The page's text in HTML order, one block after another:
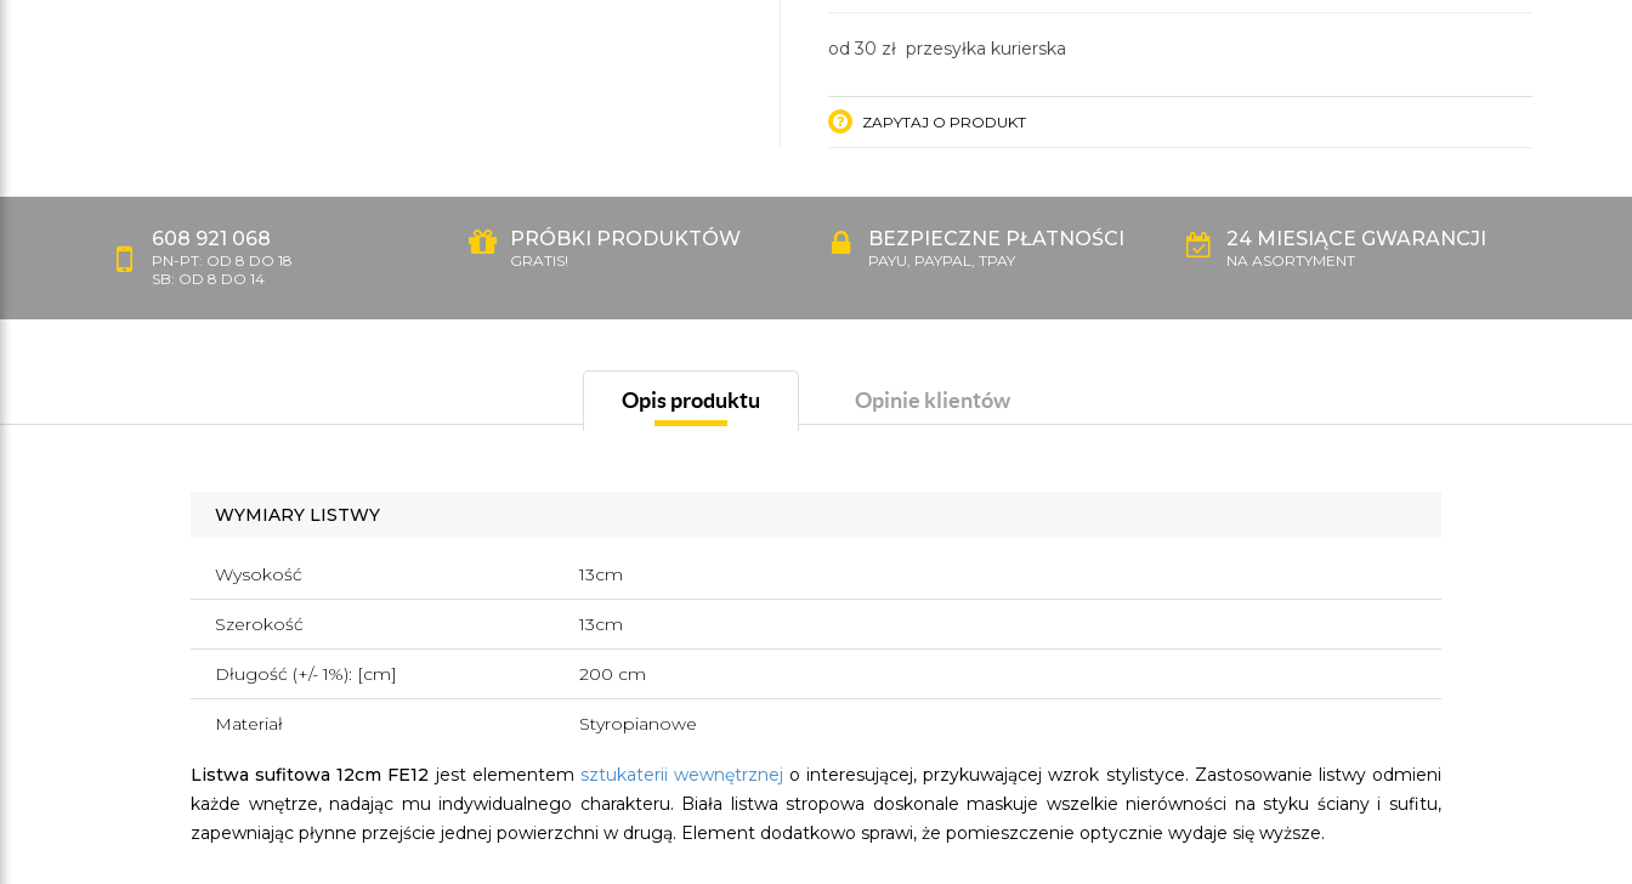
od 30 zł przesyłka kurierska
ZAPYTAJ O PRODUKT
608 921 068
PN-PT: OD 8 DO 18
SB: OD 8 DO 14
PRÓBKI PRODUKTÓW
GRATIS!
BEZPIECZNE PŁATNOŚCI
PAYU, PAYPAL, TPAY
24 MIESIĄCE GWARANCJI
NA ASORTYMENT
Opis produktu Opinie klientów
WYMIARY LISTWY
Wysokość 13cm
Szerokość 13cm
Długość (+/- 1%): [cm] 200 cm
Materiał Styropianowe
Listwa sufitowa 12cm FE12 jest elementem sztukaterii wewnętrznej o interesującej, przykuwającej wzrok stylistyce. Zastosowanie listwy odmieni
każde wnętrze, nadając mu indywidualnego charakteru. Biała listwa stropowa doskonale maskuje wszelkie nierówności na styku ściany i sufitu,
zapewniając płynne przejście jednej powierzchni w drugą. Element dodatkowo sprawi, że pomieszczenie optycznie wydaje się wyższe.